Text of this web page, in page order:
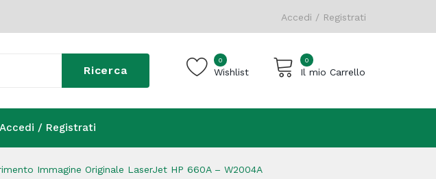
Accedi / Registrati
Ricerca
0
Wishlist
0
Il mio Carrello
Accedi / Registrati
/ Registrati
Immagine Originale LaserJet HP 660A – W2004A